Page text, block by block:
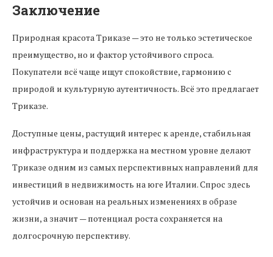
Заключение
Природная красота Триказе — это не только эстетическое
преимущество, но и фактор устойчивого спроса.
Покупатели всё чаще ищут спокойствие, гармонию с
природой и культурную аутентичность. Всё это предлагает
Триказе.
Доступные цены, растущий интерес к аренде, стабильная
инфраструктура и поддержка на местном уровне делают
Триказе одним из самых перспективных направлений для
инвестиций в недвижимость на юге Италии. Спрос здесь
устойчив и основан на реальных изменениях в образе
жизни, а значит — потенциал роста сохраняется на
долгосрочную перспективу.